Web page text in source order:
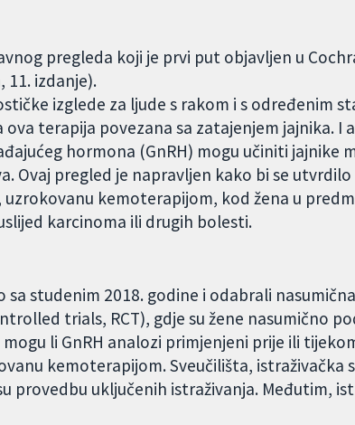
pregleda koji je prvi put objavljen u
11. izdanje).
izglede za ljude s rakom i s određenim
ova terapija povezana sa zatajenjem jajnika. I
hormona (GnRH) mogu učiniti jajnike
Ovaj pregled je napravljen kako bi se
uzrokovanu kemoterapijom, kod žena u
karcinoma ili drugih bolesti.
studenim 2018. godine i odabrali
trials, RCT), gdje su žene nasumično
li GnRH analozi primjenjeni prije ili
kemoterapijom. Sveučilišta, istraživačka
provedbu uključenih istraživanja. Međutim,